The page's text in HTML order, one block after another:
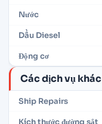
Nước
Dầu Diesel
Động cơ
Các dịch vụ khác
Ship Repairs
Kích thước đường sắt